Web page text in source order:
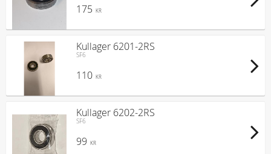
175 KR
Kullager 6201-2RS
SF6
110 KR
Kullager 6202-2RS
SF6
99 KR